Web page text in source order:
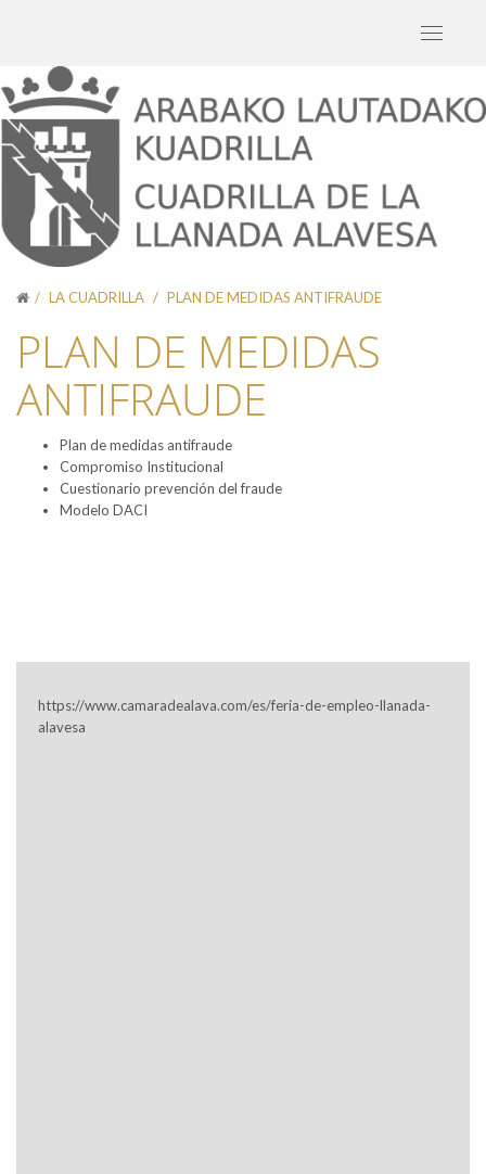
Toggle
LA CUADRILLA PLAN DE MEDIDAS ANTIFRAUDE
PLAN DE MEDIDAS
ANTIFRAUDE
Plan de medidas antifraude
Compromiso Institucional
Cuestionario prevención del fraude
Modelo DACI
https://www.camaradealava.com/es/feria-de-empleo-llanada-
alavesa